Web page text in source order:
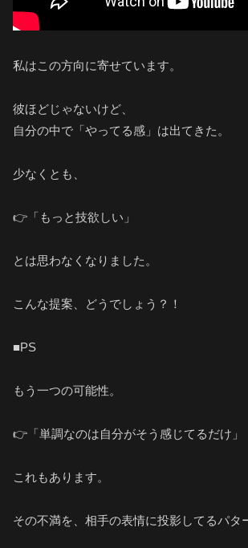
私はこの方向に寄せています。
彼ほどじゃないけど、
自分の中で「やってる感」は出てきた。
少なくとも、
👉「もっと技欲しい」
とは思わなくなりました。
こんな提案、どうでしょう？！
■PS
もう一つの可能性。
👉「単調なのは自分がそう感じてるだけ」
これもあります。
その不満を、相手の表情に投影してるパタ